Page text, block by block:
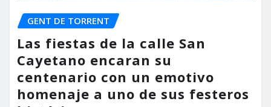
GENT DE TORRENT
Las fiestas de la calle San
Cayetano encaran su
centenario con un emotivo
homenaje a uno de sus festeros